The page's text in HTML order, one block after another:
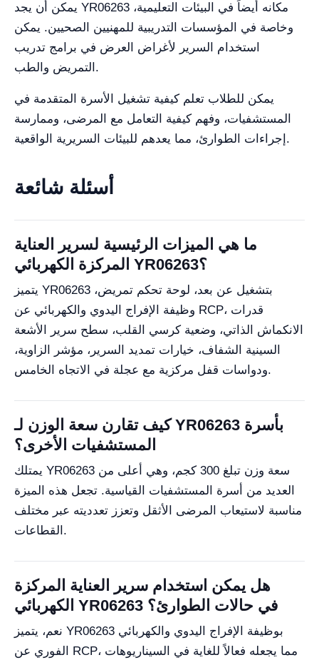
يمكن أن يجد YR06263 مكانه أيضاً في البيئات التعليمية،
وخاصة في المؤسسات التدريبية للمهنيين الصحيين. يمكن
استخدام السرير لأغراض العرض في برامج تدريب
التمريض والطب.
يمكن للطلاب تعلم كيفية تشغيل الأسرة المتقدمة في
المستشفيات، وفهم كيفية التعامل مع المرضى، وممارسة
إجراءات الطوارئ، مما يعدهم للبيئات السريرية الواقعية.
أسئلة شائعة
ما هي الميزات الرئيسية لسرير العناية
المركزة الكهربائي YR06263؟
يتميز YR06263 بتشغيل عن بعد، لوحة تحكم تمريض،
وظيفة الإفراج اليدوي والكهربائي عن RCP، قدرات
الانكماش الذاتي، وضعية كرسي القلب، سطح سرير الأشعة
السينية الشفاف، خيارات تمديد السرير، مؤشر الزاوية،
ودواسات قفل مركزية مع عجلة في الاتجاه الخامس.
كيف تقارن سعة الوزن لـ YR06263 بأسرة
المستشفيات الأخرى؟
يمتلك YR06263 سعة وزن تبلغ 300 كجم، وهي أعلى من
العديد من أسرة المستشفيات القياسية. تجعل هذه الميزة
مناسبة لاستيعاب المرضى الأثقل وتعزز تعدديته عبر مختلف
القطاعات.
هل يمكن استخدام سرير العناية المركزة
الكهربائي YR06263 في حالات الطوارئ؟
نعم، يتميز YR06263 بوظيفة الإفراج اليدوي والكهربائي
الفوري عن RCP، مما يجعله فعالاً للغاية في السيناريوهات